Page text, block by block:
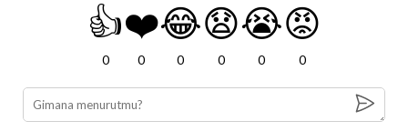
👍
0
❤️
0
😂
0
😧
0
😭
0
😡
0